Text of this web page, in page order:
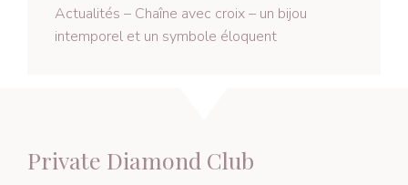
Actualités – Chaîne avec croix – un bijou
intemporel et un symbole éloquent
Private Diamond Club